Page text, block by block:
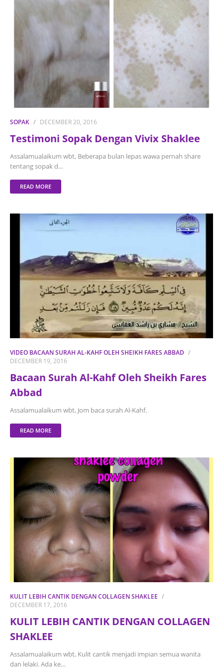
SOPAK DECEMBER 20, 2016
Testimoni Sopak Dengan Vivix Shaklee
Assalamualaikum wbt, Beberapa bulan lepas wawa pernah share
tentang sopak d…
READ MORE
VIDEO BACAAN SURAH AL-KAHF OLEH SHEIKH FARES ABBAD
DECEMBER 19, 2016
Bacaan Surah Al-Kahf Oleh Sheikh Fares
Abbad
Assalamualaikum wbt, Jom baca surah Al-Kahf.
READ MORE
KULIT LEBIH CANTIK DENGAN COLLAGEN SHAKLEE
DECEMBER 17, 2016
KULIT LEBIH CANTIK DENGAN COLLAGEN
SHAKLEE
Assalamualaikum wbt, Kulit cantik menjadi impian semua wanita
dan lelaki. Ada ke…